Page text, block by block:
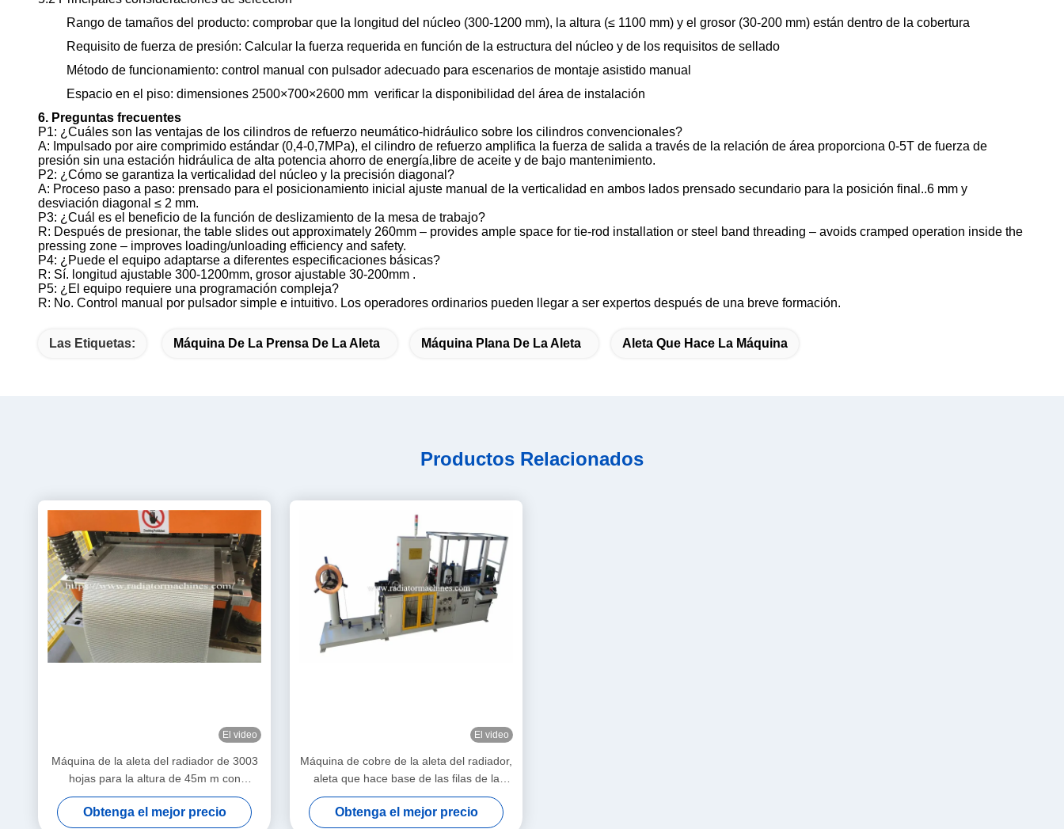
Rango de tamaños del producto: comprobar que la longitud del núcleo (300-1200 mm), la altura (≤ 1100 mm) y el grosor (30-200 mm) están dentro de la cobertura
Requisito de fuerza de presión: Calcular la fuerza requerida en función de la estructura del núcleo y de los requisitos de sellado
Método de funcionamiento: control manual con pulsador adecuado para escenarios de montaje asistido manual
Espacio en el piso: dimensiones 2500×700×2600 mm ️ verificar la disponibilidad del área de instalación
6. Preguntas frecuentes
P1: ¿Cuáles son las ventajas de los cilindros de refuerzo neumático-hidráulico sobre los cilindros convencionales?
A: Impulsado por aire comprimido estándar (0,4-0,7MPa), el cilindro de refuerzo amplifica la fuerza de salida a través de la relación de área proporciona 0-5T de fuerza de
presión sin una estación hidráulica de alta potencia ahorro de energía,libre de aceite y de bajo mantenimiento.
P2: ¿Cómo se garantiza la verticalidad del núcleo y la precisión diagonal?
A: Proceso paso a paso: prensado para el posicionamiento inicial ajuste manual de la verticalidad en ambos lados prensado secundario para la posición final..6 mm y
desviación diagonal ≤ 2 mm.
P3: ¿Cuál es el beneficio de la función de deslizamiento de la mesa de trabajo?
R: Después de presionar, the table slides out approximately 260mm – provides ample space for tie-rod installation or steel band threading – avoids cramped operation inside the
pressing zone – improves loading/unloading efficiency and safety.
P4: ¿Puede el equipo adaptarse a diferentes especificaciones básicas?
R: Sí. longitud ajustable 300-1200mm, grosor ajustable 30-200mm .
P5: ¿El equipo requiere una programación compleja?
R: No. Control manual por pulsador simple e intuitivo. Los operadores ordinarios pueden llegar a ser expertos después de una breve formación.
Las Etiquetas: Máquina De La Prensa De La Aleta Máquina Plana De La Aleta Aleta Que Hace La Máquina
Productos Relacionados
El video
Máquina de la aleta del radiador de 3003
hojas para la altura de 45m m con
funcionamiento estable
Obtenga el mejor precio
El video
Máquina de cobre de la aleta del radiador,
aleta que hace base de las filas de la
máquina 1 - 4
Obtenga el mejor precio